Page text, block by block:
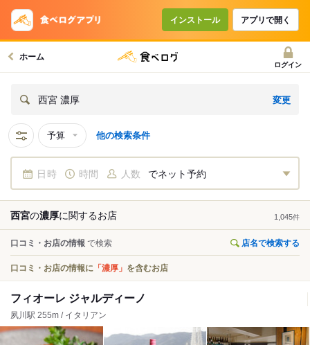
インストール アプリで開く
ホーム
ログイン
西宮 濃厚 変更
予算 他の検索条件
日時 時間 人数 でネット予約
西宮の濃厚に関するお店 1,045件
口コミ・お店の情報 で検索 店名で検索する
口コミ・お店の情報に 「濃厚」 を含むお店
フィオーレ ジャルディーノ
夙川駅 255m / イタリアン